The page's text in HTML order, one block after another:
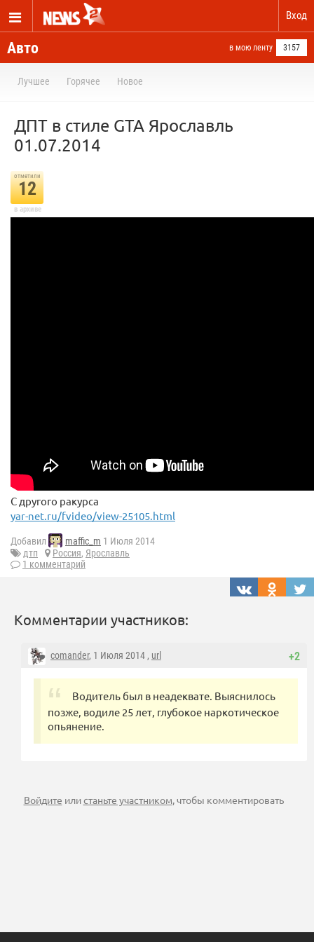
Вход
Авто в мою ленту 3157
Лучшее Горячее Новое
ДПТ в стиле GTA Ярославль
01.07.2014
отметили
12
в архиве
С другого ракурса
yar-net.ru/fvideo/view-25105.html
Добавил maffic_m 1 Июля 2014
дтп
Россия, Ярославль
1 комментарий
Комментарии участников:
+2
comander, 1 Июля 2014 , url
Водитель был в неадеквате. Выяснилось
позже, водиле 25 лет, глубокое наркотическое
опьянение.
Войдите илистаньте участником, чтобы комментировать